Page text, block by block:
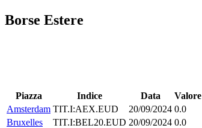
Borse Estere
Piazza Indice Data Valore
Amsterdam TIT.I:AEX.EUD 20/09/2024 0.0
Bruxelles
TIT.I:BEL20.EUD 20/09/2024 0.0